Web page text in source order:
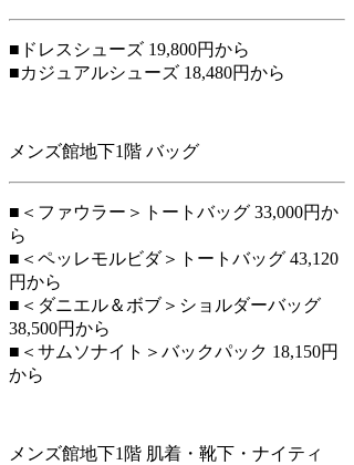
■ドレスシューズ 19,800円から
■カジュアルシューズ 18,480円から
メンズ館地下1階 バッグ
■＜ファウラー＞トートバッグ 33,000円か
ら
■＜ペッレモルビダ＞トートバッグ 43,120
円から
■＜ダニエル＆ボブ＞ショルダーバッグ
38,500円から
■＜サムソナイト＞バックパック 18,150円
から
メンズ館地下1階 肌着・靴下・ナイティ